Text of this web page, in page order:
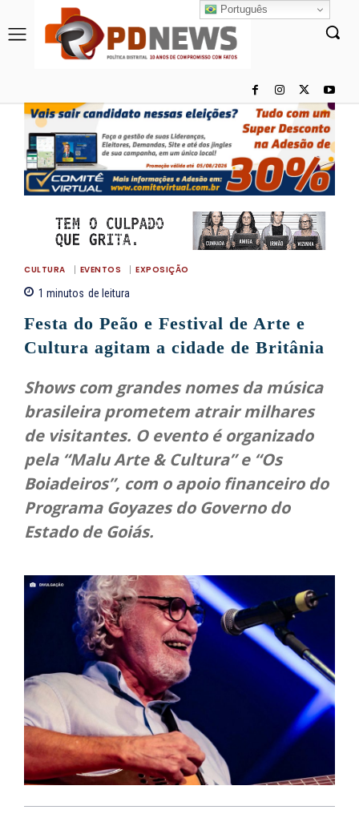
CULTURA EVENTOS EXPOSIÇÃO
1 minutos de leitura
Festa do Peão e Festival de Arte e
Cultura agitam a cidade de Britânia
Shows com grandes nomes da música
brasileira prometem atrair milhares
de visitantes. O evento é organizado
pela “Malu Arte & Cultura” e “Os
Boiadeiros”, com o apoio financeiro do
Programa Goyazes do Governo do
Estado de Goiás.
Português